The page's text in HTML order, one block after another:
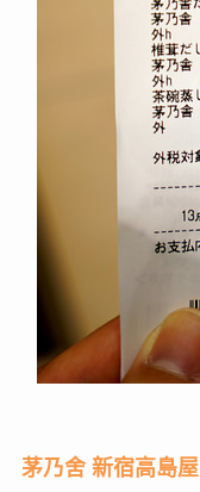
茅乃舍 新宿高島屋